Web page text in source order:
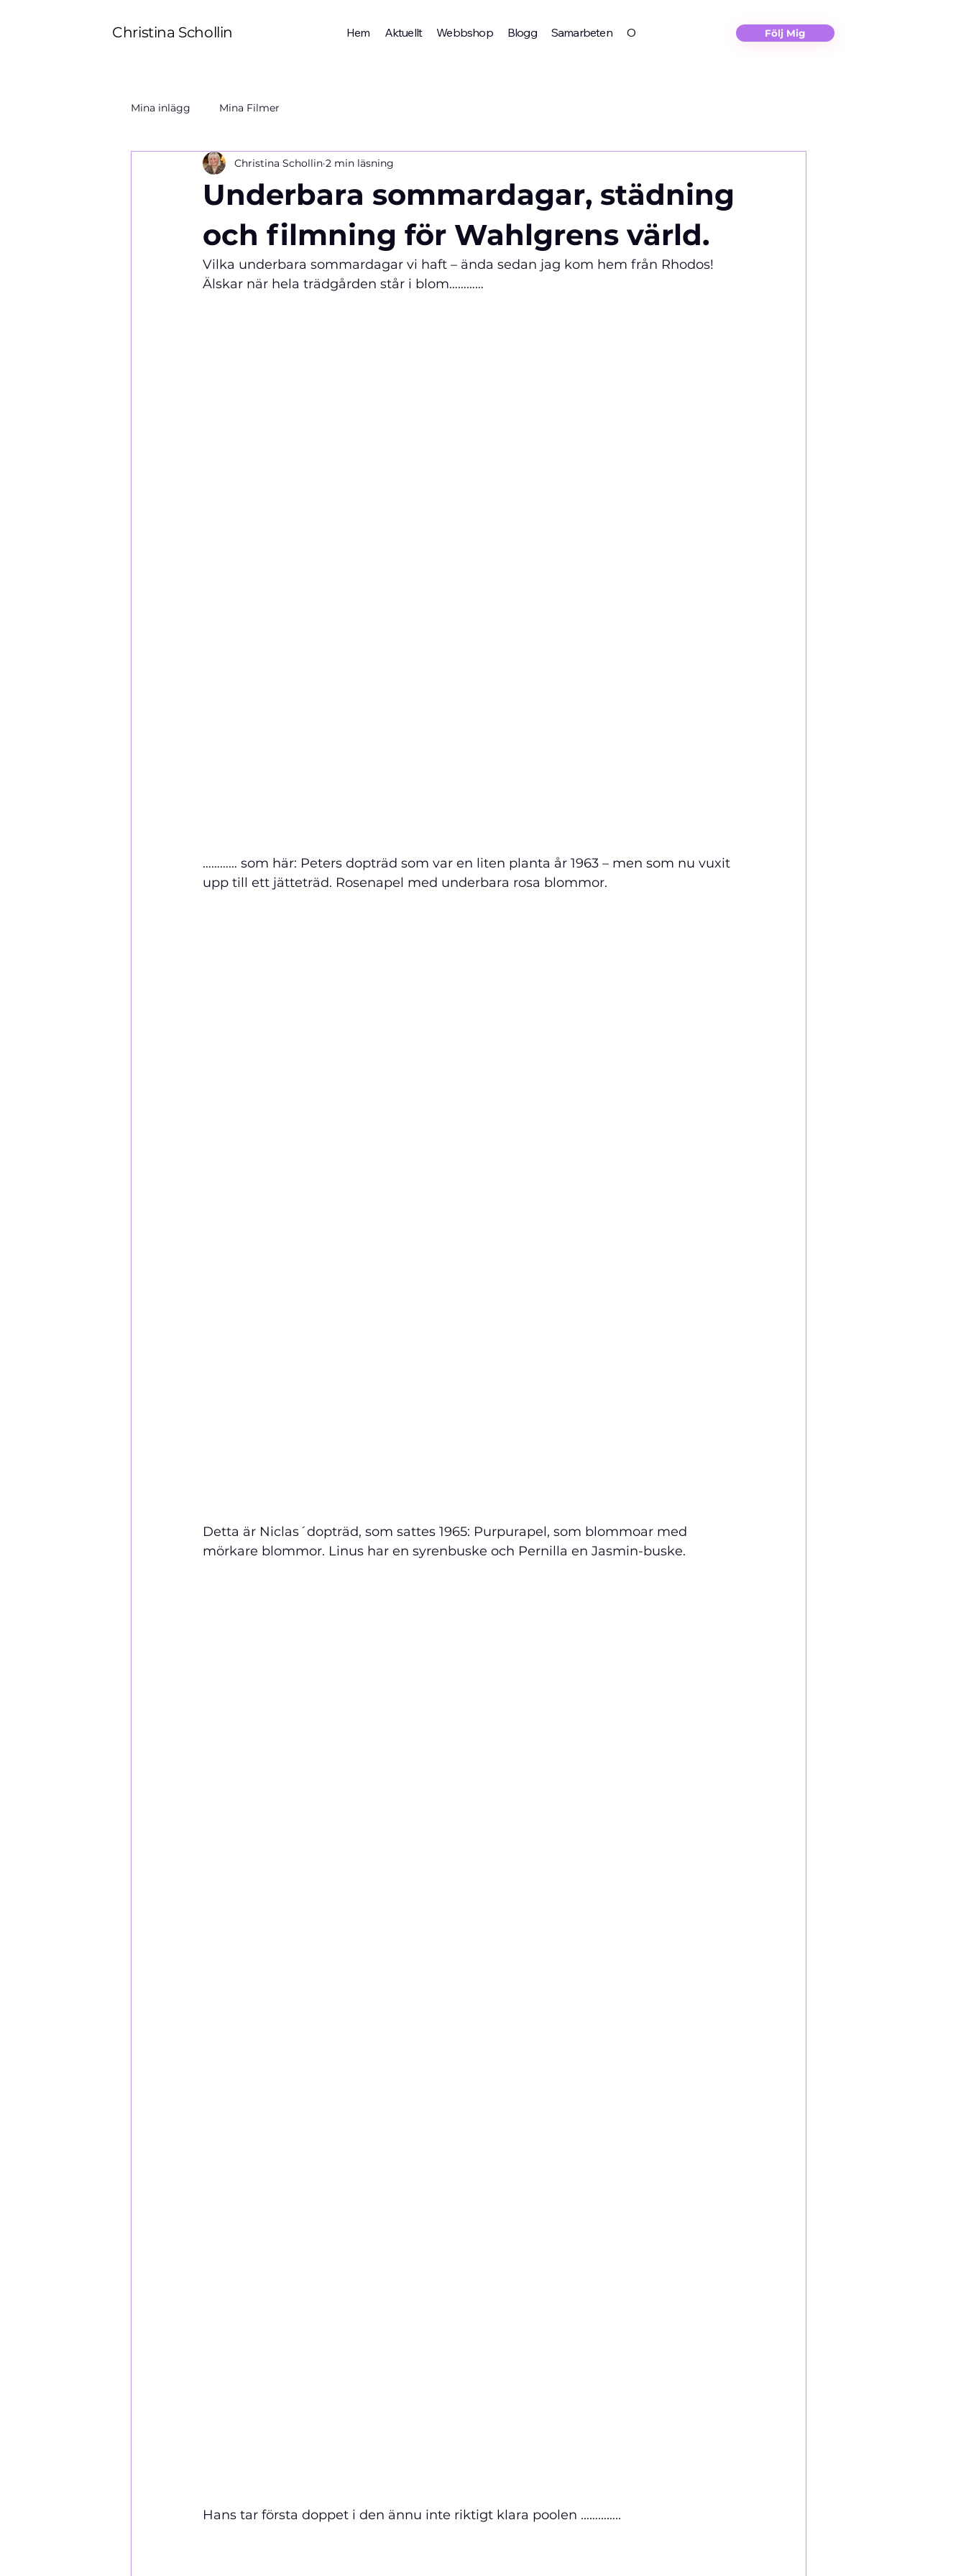
Christina Schollin Hem Aktuellt Webbshop Blogg Samarbeten Om Christina Kontakt Följ Mig
Mina inlägg Mina Filmer
Underbara sommardagar, städning
och filmning för Wahlgrens värld.
Christina Schollin 2 min läsning
Vilka underbara sommardagar vi haft – ända sedan jag kom hem från Rhodos!
Älskar när hela trädgården står i blom…………
………… som här: Peters dopträd som var en liten planta år 1963 – men som nu vuxit
upp till ett jätteträd. Rosenapel med underbara rosa blommor.
Detta är Niclas´dopträd, som sattes 1965: Purpurapel, som blommoar med
mörkare blommor. Linus har en syrenbuske och Pernilla en Jasmin-buske.
Hans tar första doppet i den ännu inte riktigt klara poolen …………..